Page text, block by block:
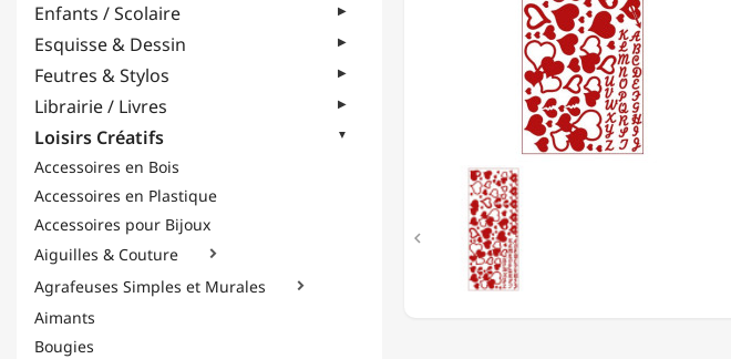
Enfants / Scolaire
Esquisse & Dessin
Feutres & Stylos
Librairie / Livres
Loisirs Créatifs
Accessoires en Bois
Accessoires en Plastique
Accessoires pour Bijoux
Aiguilles & Couture

Agrafeuses Simples et Murales 
Aimants
Bougies
